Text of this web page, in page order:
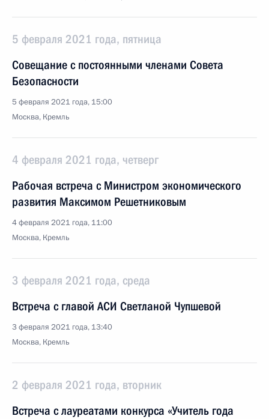
5 февраля 2021 года, пятница
Совещание с постоянными членами Совета
Безопасности
5 февраля 2021 года, 15:00
Москва, Кремль
4 февраля 2021 года, четверг
Рабочая встреча с Министром экономического
развития Максимом Решетниковым
4 февраля 2021 года, 11:00
Москва, Кремль
3 февраля 2021 года, среда
Встреча с главой АСИ Светланой Чупшевой
3 февраля 2021 года, 13:40
Москва, Кремль
2 февраля 2021 года, вторник
Встреча с лауреатами конкурса «Учитель года